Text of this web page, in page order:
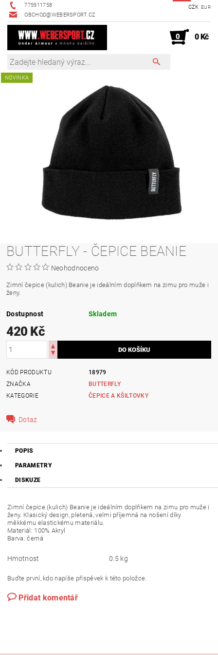
775911758
OBCHOD@WEBERSPORT.CZ
CZK EUR
0 0 Kč
NOVINKA
BUTTERFLY - ČEPICE BEANIE
Neohodnoceno
Zimní čepice (kulich) Beanie je ideálním doplňkem na zimu pro muže i
ženy.
Dostupnost Skladem
420 Kč
KÓD PRODUKTU
18979
ZNAČKA
BUTTERFLY
KATEGORIE
ČEPICE A KŠILTOVKY
Dotaz
POPIS
PARAMETRY
DISKUZE
Zimní čepice (kulich) Beanie je ideálním doplňkem na zimu pro muže i
ženy. Klasický design, pletená, velmi příjemná na nošení díky
měkkému elastickému materiálu.
Materiál: 100% Akryl
Barva: černá
Hmotnost 0.5 kg
Buďte první, kdo napíše příspěvek k této položce.
Přidat komentář